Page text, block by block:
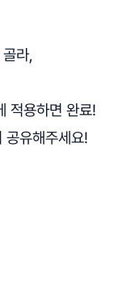
라,
적용하면 완료!
공유해주세요!